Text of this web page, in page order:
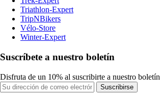
Triathlon-Expert
TripNBikers
Vélo-Store
Winter-Expert
Suscríbete a nuestro boletín
Disfruta de un 10% al suscribirte a nuestro boletín
Suscribirse